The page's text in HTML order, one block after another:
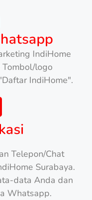
IndiHome
Tombol/logo
IndiHome".
Telepon/Chat
Surabaya.
data Anda dan
Whatsapp.